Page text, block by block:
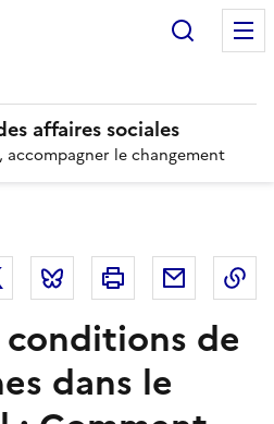
affaires sociales
accompagner le changement
Twitter Bluesky Imprimer Courriel
de
dans le